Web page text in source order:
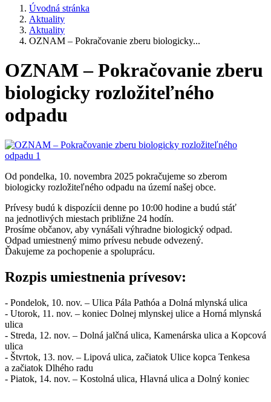
Úvodná stránka
Aktuality
Aktuality
OZNAM – Pokračovanie zberu biologicky...
OZNAM – Pokračovanie zberu
biologicky rozložiteľného
odpadu
Od pondelka, 10. novembra 2025 pokračujeme so zberom
biologicky rozložiteľného odpadu na území našej obce.
Prívesy budú k dispozícii denne po 10:00 hodine a budú stáť
na jednotlivých miestach približne 24 hodín.
Prosíme občanov, aby vynášali výhradne biologický odpad.
Odpad umiestnený mimo prívesu nebude odvezený.
Ďakujeme za pochopenie a spoluprácu.
Rozpis umiestnenia prívesov:
- Pondelok, 10. nov. – Ulica Pála Pathóa a Dolná mlynská ulica
- Utorok, 11. nov. – koniec Dolnej mlynskej ulice a Horná mlynská
ulica
- Streda, 12. nov. – Dolná jalčná ulica, Kamenárska ulica a Kopcová
ulica
- Štvrtok, 13. nov. – Lipová ulica, začiatok Ulice kopca Tenkesa
a začiatok Dlhého radu
- Piatok, 14. nov. – Kostolná ulica, Hlavná ulica a Dolný koniec